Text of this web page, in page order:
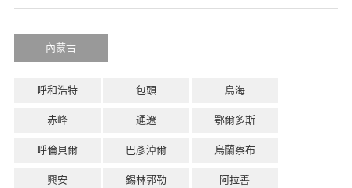
內蒙古
呼和浩特 包頭 烏海
赤峰 通遼 鄂爾多斯
呼倫貝爾 巴彥淖爾 烏蘭察布
興安 錫林郭勒 阿拉善